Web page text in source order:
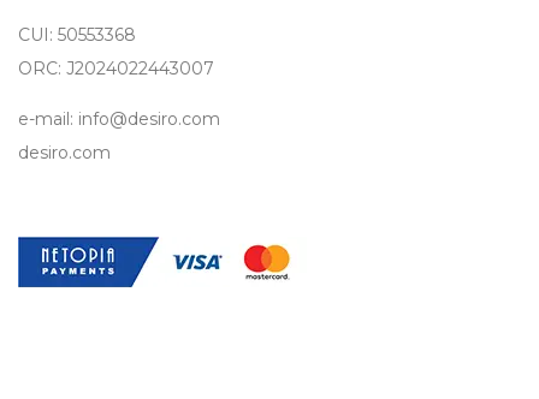
CUI: 50553368
ORC: J2024022443007
e-mail: info@desiro.com
desiro.com